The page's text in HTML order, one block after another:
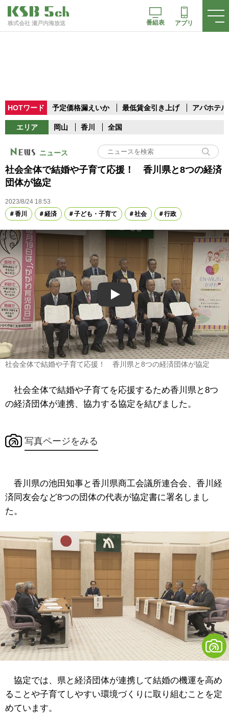
株式会社 瀬戸内海放送 番組表 アプリ
HOTワード 予定価格漏えいか 最低賃金引き上げ アパホテル
エリア 岡山 香川 全国
ニュース
社会全体で結婚や子育て応援！ 香川県と8つの経済
団体が協定
2023/8/24 18:53
香川
経済 子ども・子育て 社会 行政
Play
社会全体で結婚や子育て応援！ 香川県と8つの経済団体が協定
社会全体で結婚や子育てを応援するため香川県と8つ
の経済団体が連携、協力する協定を結びました。
写真ページをみる
香川県の池田知事と香川県商工会議所連合会、香川経
済同友会など8つの団体の代表が協定書に署名しまし
た。
協定では、県と経済団体が連携して結婚の機運を高め
ることや子育てしやすい環境づくりに取り組むことを定
めています。